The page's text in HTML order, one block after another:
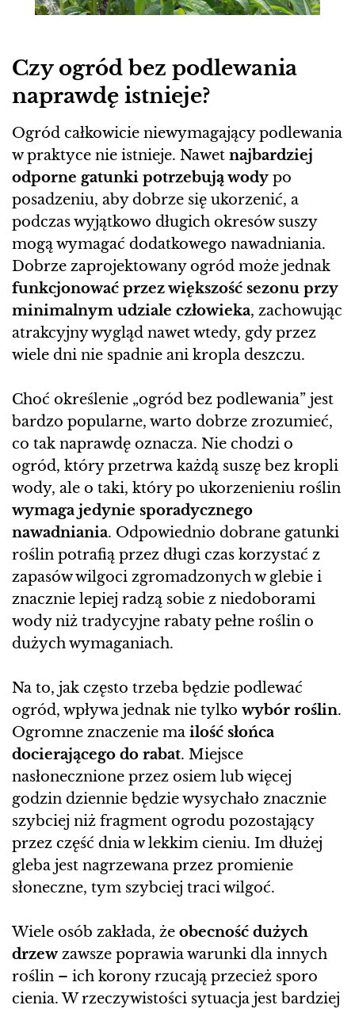
Czy ogród bez podlewania
naprawdę istnieje?
Ogród całkowicie niewymagający podlewania
w praktyce nie istnieje. Nawet najbardziej
odporne gatunki potrzebują wody po
posadzeniu, aby dobrze się ukorzenić, a
podczas wyjątkowo długich okresów suszy
mogą wymagać dodatkowego nawadniania.
Dobrze zaprojektowany ogród może jednak
funkcjonować przez większość sezonu przy
minimalnym udziale człowieka, zachowując
atrakcyjny wygląd nawet wtedy, gdy przez
wiele dni nie spadnie ani kropla deszczu.
Choć określenie „ogród bez podlewania” jest
bardzo popularne, warto dobrze zrozumieć,
co tak naprawdę oznacza. Nie chodzi o
ogród, który przetrwa każdą suszę bez kropli
wody, ale o taki, który po ukorzenieniu roślin
wymaga jedynie sporadycznego
nawadniania. Odpowiednio dobrane gatunki
roślin potrafią przez długi czas korzystać z
zapasów wilgoci zgromadzonych w glebie i
znacznie lepiej radzą sobie z niedoborami
wody niż tradycyjne rabaty pełne roślin o
dużych wymaganiach.
Na to, jak często trzeba będzie podlewać
ogród, wpływa jednak nie tylko wybór roślin.
Ogromne znaczenie ma ilość słońca
docierającego do rabat. Miejsce
nasłonecznione przez osiem lub więcej
godzin dziennie będzie wysychało znacznie
szybciej niż fragment ogrodu pozostający
przez część dnia w lekkim cieniu. Im dłużej
gleba jest nagrzewana przez promienie
słoneczne, tym szybciej traci wilgoć.
Wiele osób zakłada, że obecność dużych
drzew zawsze poprawia warunki dla innych
roślin – ich korony rzucają przecież sporo
cienia. W rzeczywistości sytuacja jest bardziej